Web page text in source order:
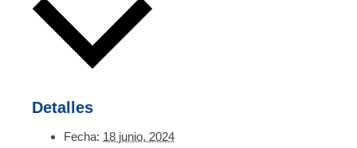
Detalles
Fecha: 18 junio, 2024